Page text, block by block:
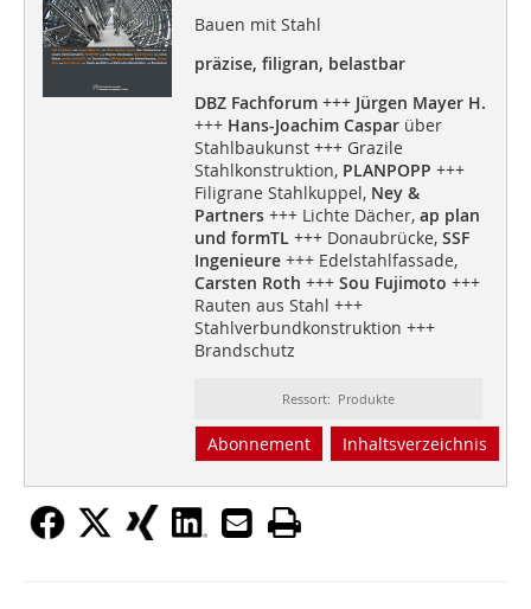
Bauen mit Stahl
präzise, filigran, belastbar
DBZ Fachforum+++ Jürgen Mayer H.
+++ Hans-Joachim Casparüber
Stahlbaukunst +++ Grazile
Stahlkonstruktion, PLANPOPP +++
Filigrane Stahlkuppel, Ney &
Partners+++ Lichte Dächer, ap plan
und formTL+++ Donaubrücke, SSF
Ingenieure+++ Edelstahlfassade,
Carsten Roth +++ Sou Fujimoto +++
Rauten aus Stahl +++
Stahlverbundkonstruktion +++
Brandschutz
Ressort: Produkte
Abonnement Inhaltsverzeichnis